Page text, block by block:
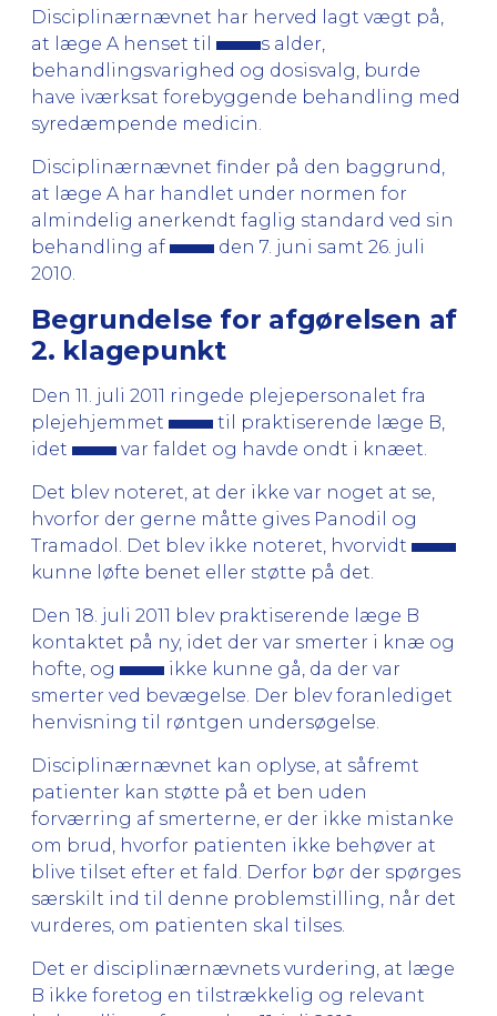
Disciplinærnævnet har herved lagt vægt på,
at læge A henset til
s alder,
behandlingsvarighed og dosisvalg, burde
have iværksat forebyggende behandling med
syredæmpende medicin.
Disciplinærnævnet finder på den baggrund,
at læge A har handlet under normen for
almindelig anerkendt faglig standard ved sin
behandling af
den 7. juni samt 26. juli
2010.
Begrundelse for afgørelsen af
2. klagepunkt
Den 11. juli 2011 ringede plejepersonalet fra
plejehjemmet
til praktiserende læge B,
idet
var faldet og havde ondt i knæet.
Det blev noteret, at der ikke var noget at se,
hvorfor der gerne måtte gives Panodil og
Tramadol. Det blev ikke noteret, hvorvidt
kunne løfte benet eller støtte på det.
Den 18. juli 2011 blev praktiserende læge B
kontaktet på ny, idet der var smerter i knæ og
hofte, og
ikke kunne gå, da der var
smerter ved bevægelse. Der blev foranlediget
henvisning til røntgen undersøgelse.
Disciplinærnævnet kan oplyse, at såfremt
patienter kan støtte på et ben uden
forværring af smerterne, er der ikke mistanke
om brud, hvorfor patienten ikke behøver at
blive tilset efter et fald. Derfor bør der spørges
særskilt ind til denne problemstilling, når det
vurderes, om patienten skal tilses.
Det er disciplinærnævnets vurdering, at læge
B ikke foretog en tilstrækkelig og relevant